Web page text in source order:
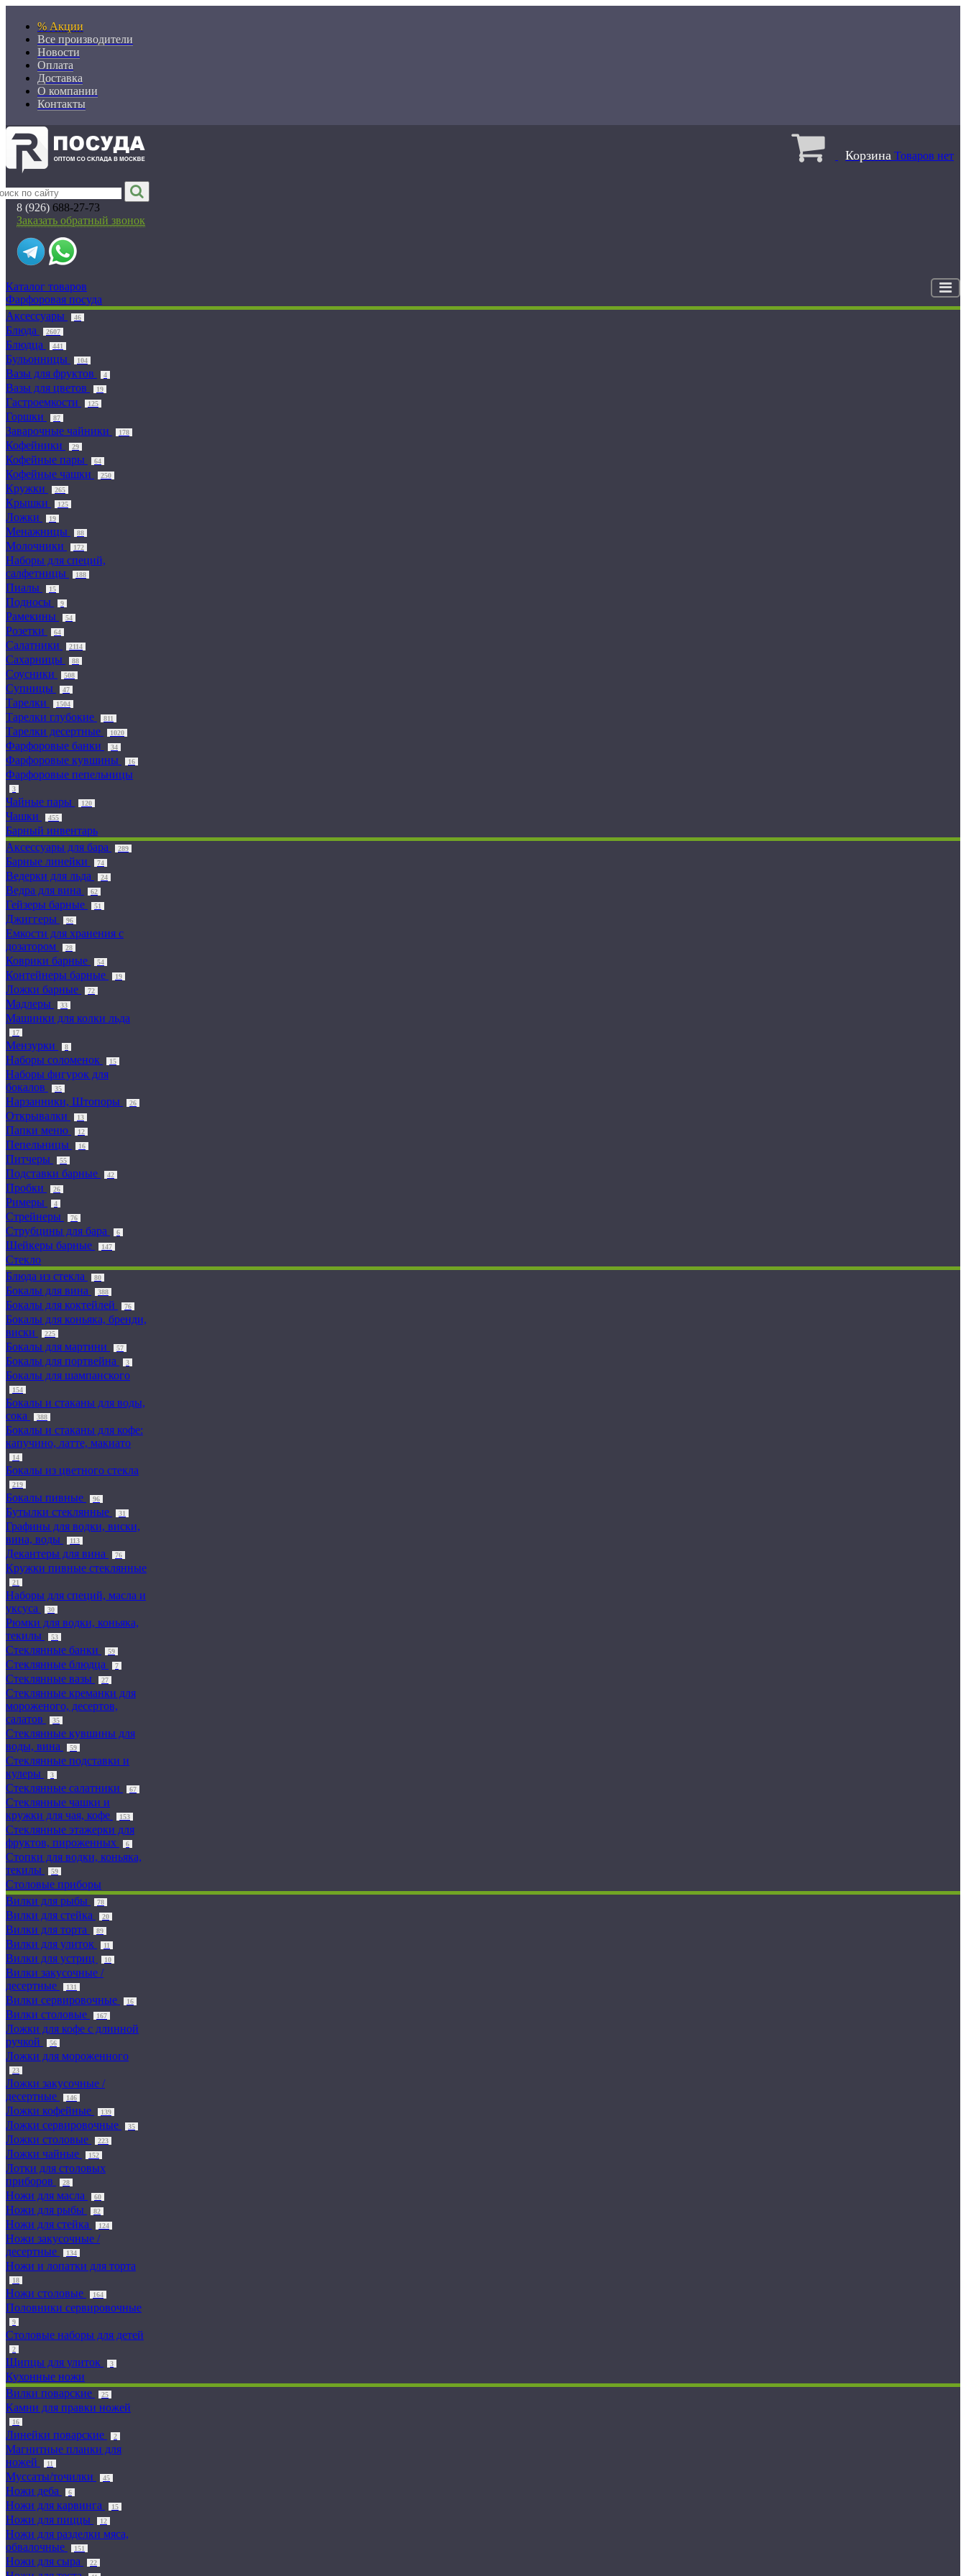
% Акции
Все производители
Новости
Оплата
Доставка
О компании
Контакты
Корзина Товаров нет
8 (926) 688-27-73
Заказать обратный звонок
Каталог товаров
Фарфоровая посуда
Аксессуары
46
Блюда 2607
Блюдца 441
Бульонницы 104
Вазы для фруктов 4
Вазы для цветов 19
Гастроемкости 125
Горшки 87
Заварочные чайники 178
Кофейники 29
Кофейные пары 64
Кофейные чашки 250
Кружки 265
Крышки 125
Ложки 19
Менажницы 88
Молочники 172
Наборы для специй,
салфетницы
188
Пиалы 15
Подносы 9
Рамекины 54
Розетки 64
Салатники 2114
Сахарницы 88
Соусники 508
Супницы 47
Тарелки 1504
Тарелки глубокие 811
Тарелки десертные 1020
Фарфоровые банки 34
Фарфоровые кувшины 16
Фарфоровые пепельницы
3
Чайные пары 120
Чашки 455
Барный инвентарь
Аксессуары для бара
289
Барные линейки 74
Ведерки для льда 24
Ведра для вина 62
Гейзеры барные 51
Джиггеры 96
Емкости для хранения с
дозатором
28
Коврики барные 54
Контейнеры барные 19
Ложки барные 72
Мадлеры 33
Машинки для колки льда
17
Мензурки 8
Наборы соломенок 15
Наборы фигурок для
бокалов
35
Нарзанники, Штопоры 26
Открывалки 13
Папки меню 12
Пепельницы 16
Питчеры 55
Подставки барные 42
Пробки 26
Римеры 4
Стрейнеры 76
Струбцины для бара 6
Шейкеры барные 147
Стекло
Блюда из стекла
80
Бокалы для вина 388
Бокалы для коктейлей 76
Бокалы для коньяка, бренди,
виски
225
Бокалы для мартини 57
Бокалы для портвейна 3
Бокалы для шампанского
154
Бокалы и стаканы для воды,
сока
388
Бокалы и стаканы для кофе:
капучино, латте, макиато
14
Бокалы из цветного стекла
219
Бокалы пивные 96
Бутылки стеклянные 31
Графины для водки, виски,
вина, воды
113
Декантеры для вина 76
Кружки пивные стеклянные
21
Наборы для специй, масла и
уксуса
30
Рюмки для водки, коньяка,
текилы
53
Стеклянные банки 59
Стеклянные блюдца 7
Стеклянные вазы 27
Стеклянные креманки для
мороженого, десертов,
салатов
35
Стеклянные кувшины для
воды, вина
59
Стеклянные подставки и
кулеры
3
Стеклянные салатники 67
Стеклянные чашки и
кружки для чая, кофе
153
Стеклянные этажерки для
фруктов, пироженных
6
Стопки для водки, коньяка,
текилы
59
Столовые приборы
Вилки для рыбы
78
Вилки для стейка 20
Вилки для торта 89
Вилки для улиток 11
Вилки для устриц 10
Вилки закусочные /
десертные
131
Вилки сервировочные 16
Вилки столовые 167
Ложки для кофе с длинной
ручкой
56
Ложки для мороженного
23
Ложки закусочные /
десертные
146
Ложки кофейные 139
Ложки сервировочные 35
Ложки столовые 223
Ложки чайные 152
Лотки для столовых
приборов
28
Ножи для масла 60
Ножи для рыбы 82
Ножи для стейка 124
Ножи закусочные /
десертные
134
Ножи и лопатки для торта
18
Ножи столовые 164
Половники сервировочные
9
Столовые наборы для детей
2
Щипцы для улиток 3
Кухонные ножи
Вилки поварские
25
Камни для правки ножей
16
Линейки поварские 2
Магнитные планки для
ножей
11
Муссаты/точилки 45
Ножи деба 6
Ножи для карвинга 15
Ножи для пиццы 12
Ножи для разделки мяса,
обвалочные
151
Ножи для сыра 22